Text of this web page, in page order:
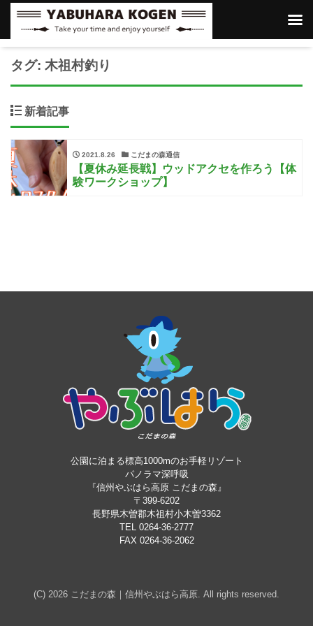
タグ: 木祖村釣り
新着記事
2021.8.26 こだまの森通信
【夏休み延長戦】ウッドアクセを作ろう【体
験ワークショップ】
公園に泊まる標高1000mのお手軽リゾート
パノラマ深呼吸
『信州やぶはら高原 こだまの森』
〒399-6202
長野県木曽郡木祖村小木曽3362
TEL 0264-36-2777
FAX 0264-36-2062
(C) 2026 こだまの森｜信州やぶはら高原. All rights reserved.